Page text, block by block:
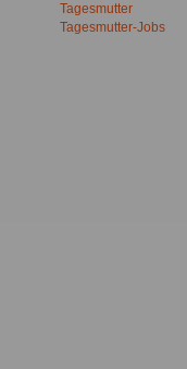
Tagesmutter
Tagesmutter-Jobs